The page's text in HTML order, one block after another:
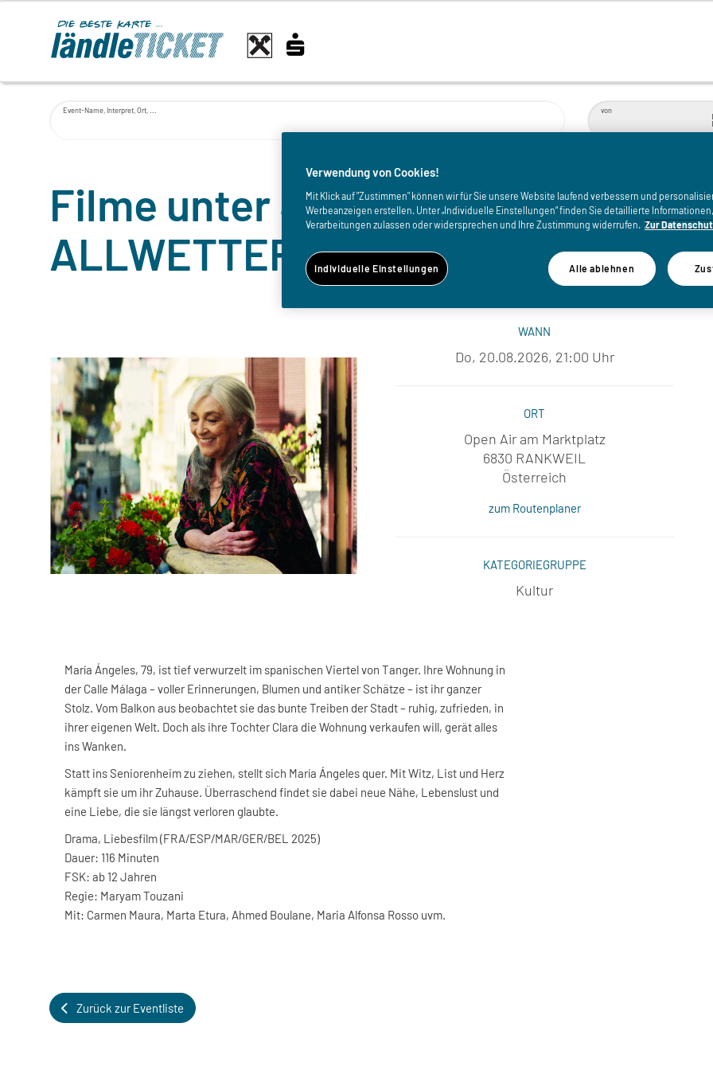
Event-Name, Interpret, Ort, ... von
Filme unter Sternen - Calle
ALLWETTERKARTE
WANN
Do, 20.08.2026, 21:00 Uhr
ORT
Open Air am Marktplatz
6830 RANKWEIL
Österreich
zum Routenplaner
KATEGORIEGRUPPE
Kultur
María Ángeles, 79, ist tief verwurzelt im spanischen Viertel von Tanger. Ihre Wohnung in
der Calle Málaga – voller Erinnerungen, Blumen und antiker Schätze – ist ihr ganzer
Stolz. Vom Balkon aus beobachtet sie das bunte Treiben der Stadt – ruhig, zufrieden, in
ihrer eigenen Welt. Doch als ihre Tochter Clara die Wohnung verkaufen will, gerät alles
ins Wanken.
Statt ins Seniorenheim zu ziehen, stellt sich María Ángeles quer. Mit Witz, List und Herz
kämpft sie um ihr Zuhause. Überraschend findet sie dabei neue Nähe, Lebenslust und
eine Liebe, die sie längst verloren glaubte.
Drama, Liebesfilm (FRA/ESP/MAR/GER/BEL 2025)
Dauer: 116 Minuten
FSK: ab 12 Jahren
Regie: Maryam Touzani
Mit: Carmen Maura, Marta Etura, Ahmed Boulane, Maria Alfonsa Rosso uvm.
Zurück zur Eventliste
Verwendung von Cookies!
Mit Klick auf "Zustimmen" können wir für Sie unsere Website laufend verbessern und
Werbeanzeigen erstellen. Unter „Individuelle Einstellungen“ finden Sie detaillierte
Verarbeitungen zulassen oder widersprechen und Ihre Zustimmung widerrufen. Zur
Alle ablehnen
Individuelle Einstellungen